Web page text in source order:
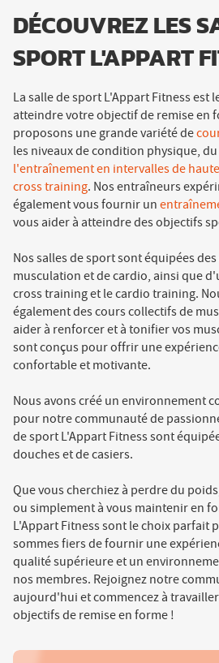
DÉCOUVREZ LES
SPORT L'APPART
La salle de sport L'Appart Fitness est
atteindre votre objectif de remise en
proposons une grande variété de
les niveaux de condition physique, du
l'entraînement en intervalles de
cross training. Nos entraîneurs
également vous fournir un
vous aider à atteindre des objectifs
Nos salles de sport sont équipées
musculation et de cardio, ainsi que
cross training et le cardio training.
également des cours collectifs de
aider à renforcer et à tonifier vos
sont conçus pour offrir une
confortable et motivante.
Nous avons créé un environnement
pour notre communauté de
de sport L'Appart Fitness sont
douches et de casiers.
Que vous cherchiez à perdre du
ou simplement à vous maintenir en
L'Appart Fitness sont le choix parfait
sommes fiers de fournir une
qualité supérieure et un
nos membres. Rejoignez notre
aujourd'hui et commencez à
objectifs de remise en forme !